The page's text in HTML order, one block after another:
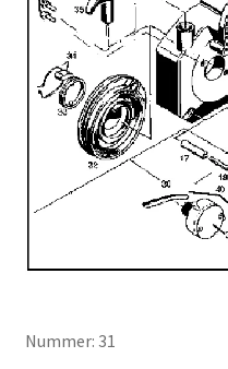
Nummer: 31